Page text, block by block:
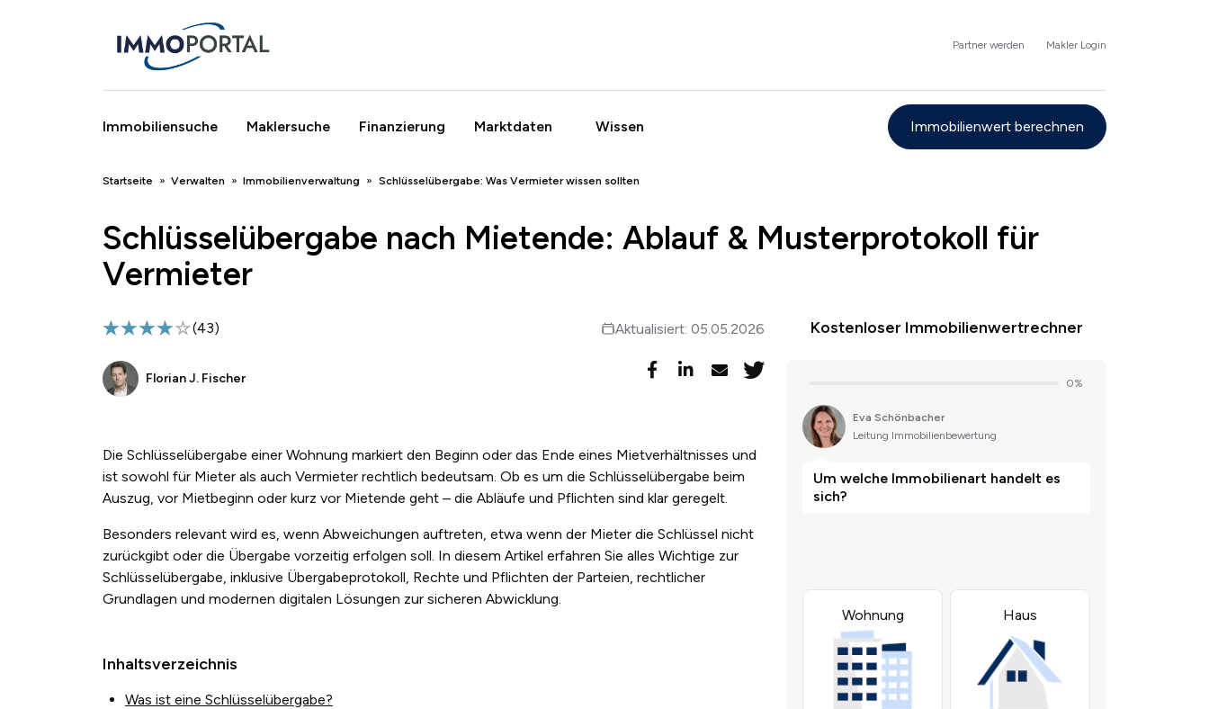
Partner werden Makler Login
Immobiliensuche Maklersuche Finanzierung Marktdaten Wissen Immobilienwert berechnen
Breadcrumb
Startseite Verwalten Immobilienverwaltung Schlüsselübergabe: Was Vermieter wissen sollten
Schlüsselübergabe nach Mietende: Ablauf & Musterprotokoll für
Vermieter
(43) Aktualisiert: 05.05.2026
Florian J. Fischer
Die Schlüsselübergabe einer Wohnung markiert den Beginn oder das Ende eines Mietverhältnisses und
ist sowohl für Mieter als auch Vermieter rechtlich bedeutsam. Ob es um die Schlüsselübergabe beim
Auszug, vor Mietbeginn oder kurz vor Mietende geht – die Abläufe und Pflichten sind klar geregelt.
Besonders relevant wird es, wenn Abweichungen auftreten, etwa wenn der Mieter die Schlüssel nicht
zurückgibt oder die Übergabe vorzeitig erfolgen soll. In diesem Artikel erfahren Sie alles Wichtige zur
Schlüsselübergabe, inklusive Übergabeprotokoll, Rechte und Pflichten der Parteien, rechtlicher
Grundlagen und modernen digitalen Lösungen zur sicheren Abwicklung.
Inhaltsverzeichnis
Was ist eine Schlüsselübergabe?
Kostenloser Immobilienwertrechner